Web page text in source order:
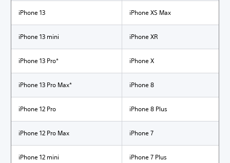
iPhone 13 iPhone XS Max
iPhone 13 mini iPhone XR
iPhone 13 Pro* iPhone X
iPhone 13 Pro Max* iPhone 8
iPhone 12 Pro iPhone 8 Plus
iPhone 12 Pro Max iPhone 7
iPhone 12 mini iPhone 7 Plus